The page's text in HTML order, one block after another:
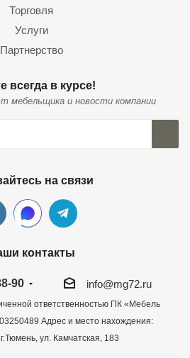
Торговля
Услуги
Партнерство
всегда в курсе!
мебельщика и новости компании
на связи
контакты
90 info@mg72.ru
ответственностью ПК «Мебель
Адрес и место нахождения:
ул. Камчатская, 183